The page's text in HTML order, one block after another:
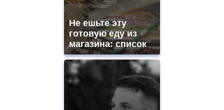
Не ешьте эту
готовую еду из
магазина: список